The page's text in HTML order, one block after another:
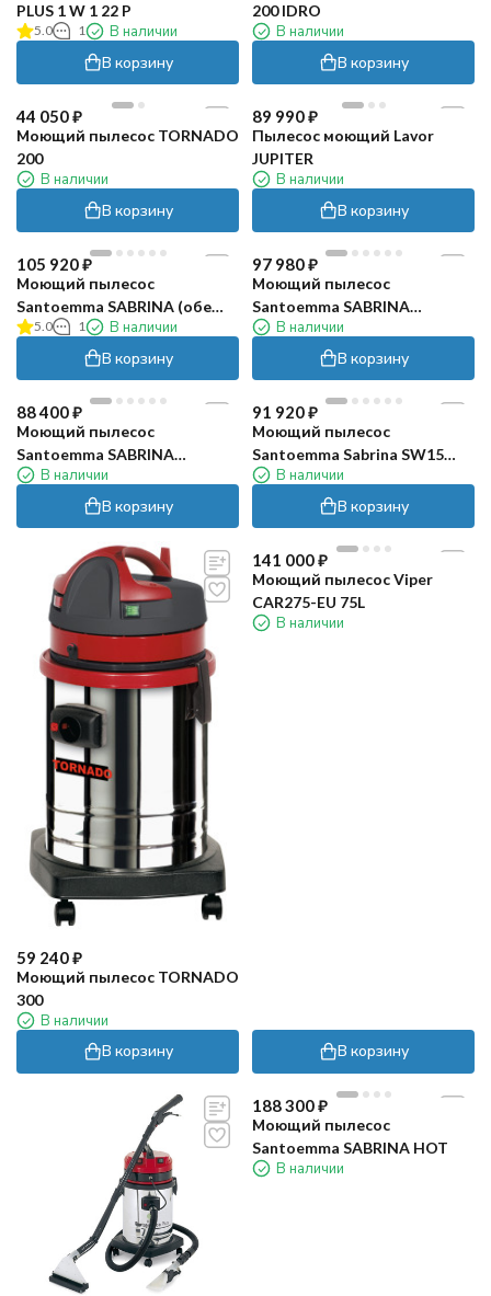
PLUS 1 W 1 22 P
5.0 1 В наличии
В корзину
200 IDRO
В наличии
В корзину
44 050₽
Моющий пылесос TORNADO
200
В наличии
В корзину
89 990₽
Пылесос моющий Lavor
JUPITER
В наличии
В корзину
105 920₽
Моющий пылесос
Santoemma SABRINA (обе
щетки)
5.0 1 В наличии
В корзину
97 980₽
Моющий пылесос
Santoemma SABRINA
(NS270N-M)
В наличии
В корзину
88 400₽
Моющий пылесос
Santoemma SABRINA
(NS10PN-M)
В наличии
В корзину
91 920₽
Моющий пылесос
Santoemma Sabrina SW15
(NS10PN-HP)
В наличии
В корзину
59 240₽
Моющий пылесос TORNADO
300
В наличии
В корзину
141 000₽
Моющий пылесос Viper
CAR275-EU 75L
В наличии
В корзину
188 300₽
Моющий пылесос
Santoemma SABRINA HOT
В наличии